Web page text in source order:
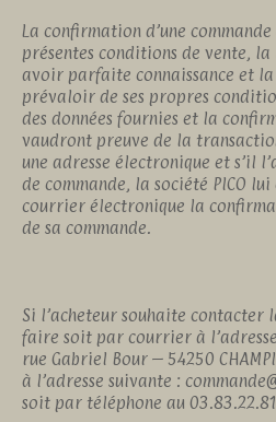
La confirmation d’une
présentes conditions de vente, la
avoir parfaite connaissance et
prévaloir de ses propres
des données fournies et la
vaudront preuve de la
une adresse électronique et s’il
de commande, la société PICO
courrier électronique la
de sa commande.
Si l’acheteur souhaite contacter
faire soit par courrier à l’adresse
rue Gabriel Bour – 54250
à l’adresse suivante :
soit par téléphone au